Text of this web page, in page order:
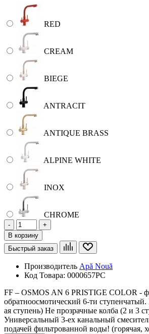
RED
CREAM
BIEGE
ANTRACIT
ANTIQUE BRASS
ALPINE WHITE
INOX
CHROME
-
+
В корзину
Быстрый заказ
Производитель Apă Nouă
Код Товара: 0000657PC
FF – OSMOS AN 6 PRISTIGE COLOR -
обратноосмотический 6-ти ступенчатый.
ая ступень) Не прозрачные колба (2 и 3
Универсальный 3-ех канальный
подачей фильтрованной воды! (горячая,